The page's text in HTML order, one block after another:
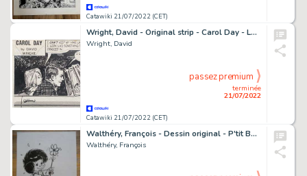
Catawiki 21/07/2022 (CET)
Wright, David - Original strip - Carol Day - Looking like something the cat dragged in - (1964)
Wright, David
Catawiki 21/07/2022 (CET)
terminée
21/07/2022
passez premium
Walthéry, François - Dessin original - P'tit Bout de Chique - (1991)
Walthéry, François